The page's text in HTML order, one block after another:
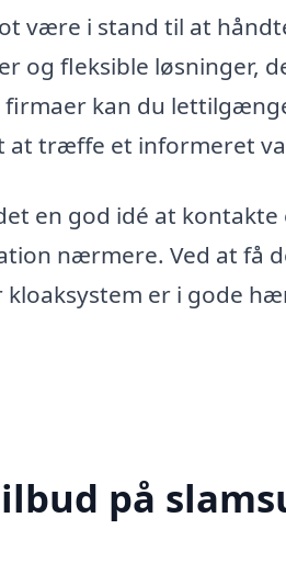
være i stand til at
og fleksible løsninger,
kan du
at træffe et informeret
en god idé at kontakte
nærmere. Ved at få
er i gode
på